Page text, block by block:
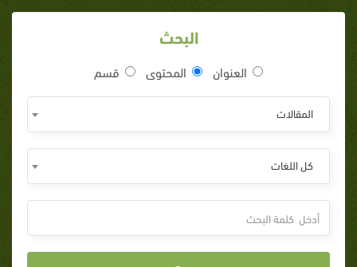
البحث
العنوان المحتوى قسم
المقالات
كل اللغات